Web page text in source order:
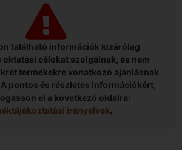
található információk kizárólag
célokat szolgálnak, és nem
termékekre vonatkozó ajánlásnak
pontos és részletes információkért,
el a következő oldalra:
irányelvek.